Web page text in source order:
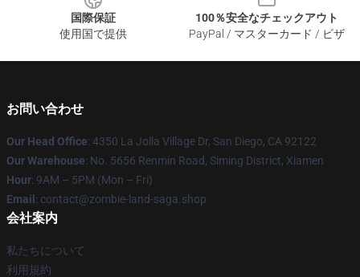
国際保証
使用国で提供
100％安全なチェックアウト
PayPal / マスターカード / ビザ
お問い合わせ
Our Head Office: 4350 La Jolla Village Dr, San Diego, CA 92122
Our Warehouse: No. 5656 Renmin Road, Siming District, Xiamen
Hour: 9AM – 5PM (Mon – Fri)
Email : contact@zombie-land-saga.shop
会社案内
私たちについて
利用規約